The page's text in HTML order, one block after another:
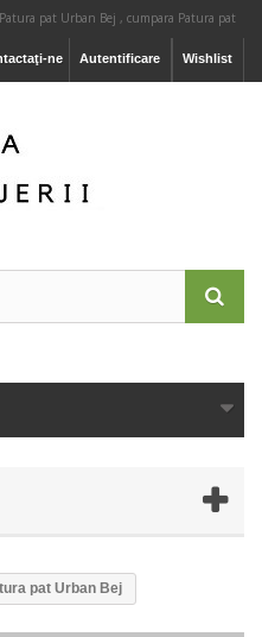
pat Urban Bej , cumpara Patura pat
Wishlist
Autentificare
ne
pat Urban Bej